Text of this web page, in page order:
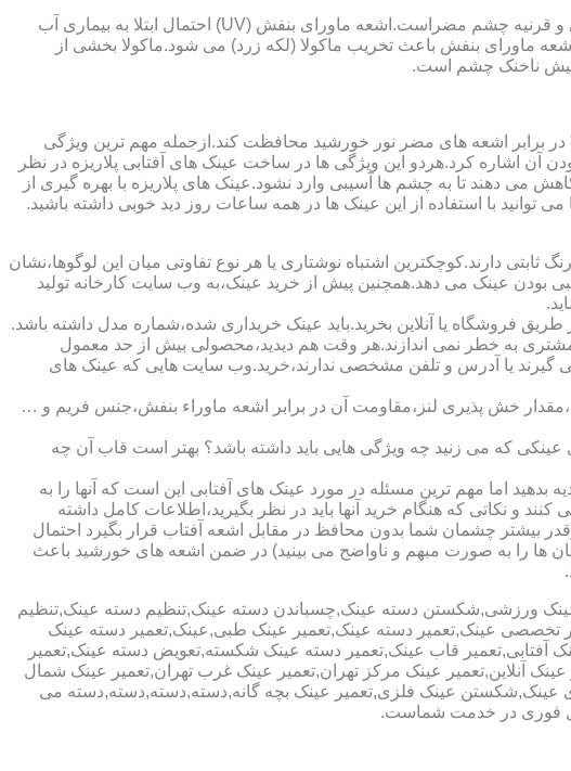
چشم و خطرات اشعه ماورای بنفش نور خورشید اشعه ماورای بنفش نور خورشید به پوست آسیب می زند.همچنین برای عدسی و قرنیه چشم مضراست.اشعه ماورای بنفش (UV) احتمال ابتلا به بیماری آب
ماورای بنفش باعث تخریب ماکولا (لکه زرد) می شود.ماکولا بخشی از
پیش ناخنک چشم است.
برابر اشعه های مضر نور خورشید محافظت کند.ازجمله مهم ترین ویژگی
در برابر اشعه فرابنفش خورشید و پلاریزه بودن آن اشاره کرد.هردو این ویژگی ها در ساخت عینک های آفتابی پلاریزه در نظر
می دهند تا به چشم ها آسیبی وارد نشود.عینک های پلاریزه با بهره گیری از
با استفاده از این عینک ها در همه ساعات روز دید خوبی داشته باشید.
دارند.کوچکترین اشتباه نوشتاری یا هر نوع تفاوتی میان این لوگوها،نشان
بودن عینک می دهد.همچنین پیش از خرید عینک،به وب سایت کارخانه تولید
یا آنلاین بخرید.باید عینک خریداری شده،شماره مدل داشته باشد.
مشتری به خطر نمی اندازند.هر وقت هم دیدید،محصولی بیش از حد معمول
یا آدرس و تلفن مشخصی ندارند،خرید.وب سایت هایی که عینک های
خش پذیری لنز،مقاومت آن در برابر اشعه ماوراء بنفش،جنس فریم و …
که می زنید چه ویژگی هایی باید داشته باشد؟ بهتر است قاب آن چه
بدهید اما مهم ترین مسئله در مورد عینک های آفتابی این است که آنها را به
و نکاتی که هنگام خرید آنها باید در نظر بگیرید،اطلاعات کامل داشته
بیشتر چشمان شما بدون محافظ در مقابل اشعه آفتاب قرار بگیرد احتمال
ها را به صورت مبهم و ناواضح می بینید) در ضمن اشعه های خورشید باعث
عینک ورزشی,شکستن دسته عینک,چسباندن دسته عینک,تنظیم دسته عینک,تنظیم
تخصصی عینک,تعمیر دسته عینک,تعمیر عینک طبی,عینک,تعمیر دسته عینک
آفتابی,تعمیر قاب عینک,تعمیر دسته عینک شکسته,تعویض دسته عینک,تعمیر
آنلاین,تعمیر عینک مرکز تهران,تعمیر عینک غرب تهران,تعمیر عینک شمال
عینک فلزی,تعمیر عینک بچه گانه,دسته,دسته,دسته,دسته می
فوری در خدمت شماست.